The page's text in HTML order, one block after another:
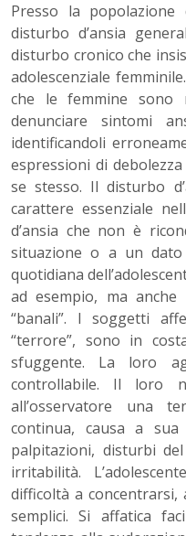
Presso la
disturbo d’ansia
disturbo cronico che
adolescenziale
che le femmine sono
denunciare sintomi
identificandoli
espressioni di
se stesso. Il disturbo
carattere essenziale
d’ansia che non è
situazione o a un
quotidiana
ad esempio, ma
“banali”. I soggetti
“terrore”, sono in
sfuggente. La loro
controllabile. Il loro
all’osservatore una
continua, causa a
palpitazioni, disturbi
irritabilità.
difficoltà a concentrarsi,
semplici. Si affatica